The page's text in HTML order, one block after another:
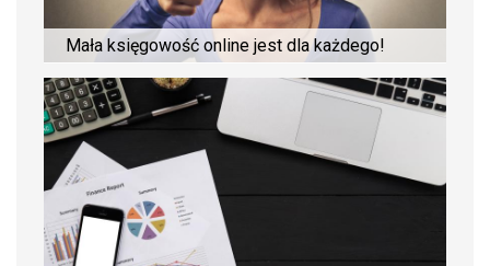
Mała księgowość online jest dla każdego!